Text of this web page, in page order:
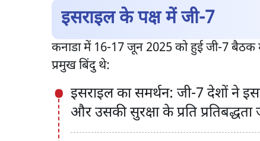
इसराइल के पक्ष में जी-7
कनाडा में 16-17 जून 2025 को हुई जी-7 बैठक
प्रमुख बिंदु थे:
इसराइल का समर्थन: जी-7 देशों ने
और उसकी सुरक्षा के प्रति प्रतिबद्धता